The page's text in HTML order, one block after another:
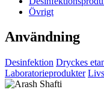
Övrigt
Användning
Desinfektion Dryckes
Laboratorieprodukter